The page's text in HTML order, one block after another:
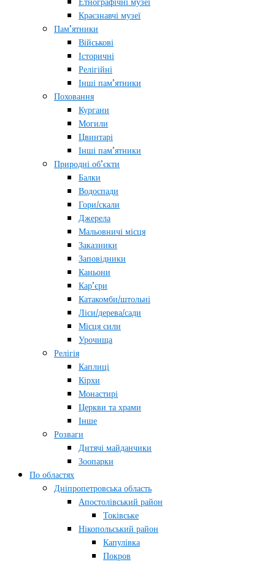
Етнографічні музеї
Краєзнавчі музеї
Пам’ятники
Військові
Історичні
Релігійні
Інші пам’ятники
Поховання
Кургани
Могили
Цвинтарі
Інші пам’ятники
Природні об’єкти
Балки
Водоспади
Гори/скали
Джерела
Мальовничі місця
Заказники
Заповідники
Каньони
Кар’єри
Катакомби/штольні
Ліси/дерева/сади
Місця сили
Урочища
Релігія
Каплиці
Кірхи
Монастирі
Церкви та храми
Інше
Розваги
Дитячі майданчики
Зоопарки
По областях
Дніпропетровська область
Апостолівський район
Токівське
Нікопольський район
Капулівка
Покров